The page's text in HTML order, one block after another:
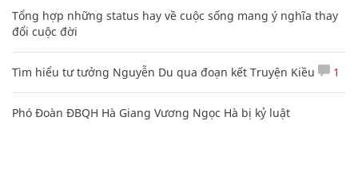
Tổng hợp những status hay về cuộc sống mang ý nghĩa thay
đổi cuộc đời
Tìm hiểu tư tưởng Nguyễn Du qua đoạn kết Truyện Kiều 1
Phó Đoàn ĐBQH Hà Giang Vương Ngọc Hà bị kỷ luật